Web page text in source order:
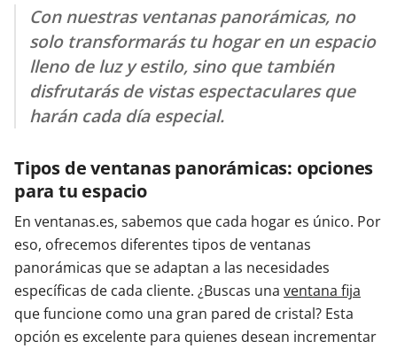
Con nuestras ventanas panorámicas, no
solo transformarás tu hogar en un espacio
lleno de luz y estilo, sino que también
disfrutarás de vistas espectaculares que
harán cada día especial.
Tipos de ventanas panorámicas: opciones
para tu espacio
En ventanas.es, sabemos que cada hogar es único. Por
eso, ofrecemos diferentes tipos de ventanas
panorámicas que se adaptan a las necesidades
específicas de cada cliente. ¿Buscas una ventana fija
que funcione como una gran pared de cristal? Esta
opción es excelente para quienes desean incrementar